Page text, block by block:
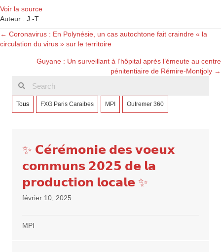
Voir la source
Auteur : J.-T
Posts
navigation
← Coronavirus : En Polynésie, un cas autochtone fait craindre « la
circulation du virus » sur le territoire
Guyane : Un surveillant à l’hôpital après l’émeute au centre
pénitentiaire de Rémire-Montjoly →
Tous FXG Paris Caraibes MPI Outremer 360
✨ 𝗖𝗲́𝗿𝗲́𝗺𝗼𝗻𝗶𝗲 𝗱𝗲𝘀 𝘃𝗼𝗲𝘂𝘅
𝗰𝗼𝗺𝗺𝘂𝗻𝘀 𝟮𝟬𝟮𝟱 𝗱𝗲 𝗹𝗮
𝗽𝗿𝗼𝗱𝘂𝗰𝘁𝗶𝗼𝗻 𝗹𝗼𝗰𝗮𝗹𝗲 ✨
février 10, 2025
MPI